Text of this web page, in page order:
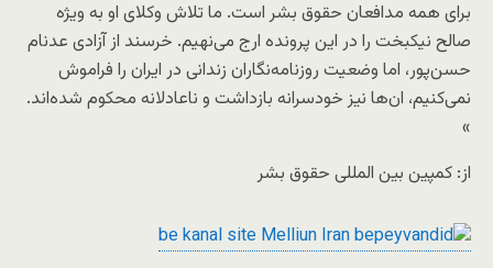
برای همه مدافعان حقوق بشر است. ما تلاش‌ وکلای او به ویژه
صالح نیکبخت را در این پرونده ارج می‌نهیم. خرسند از آزادی عدنام
حسن‌پور، اما وضعیت روزنامه‌نگاران زندانی در ایران را فراموش
نمی‌کنیم، ان‌ها نیز خودسرانه بازداشت و ناعادلانه محکوم شده‌اند.
»
از: کمپین بین المللی حقوق بشر